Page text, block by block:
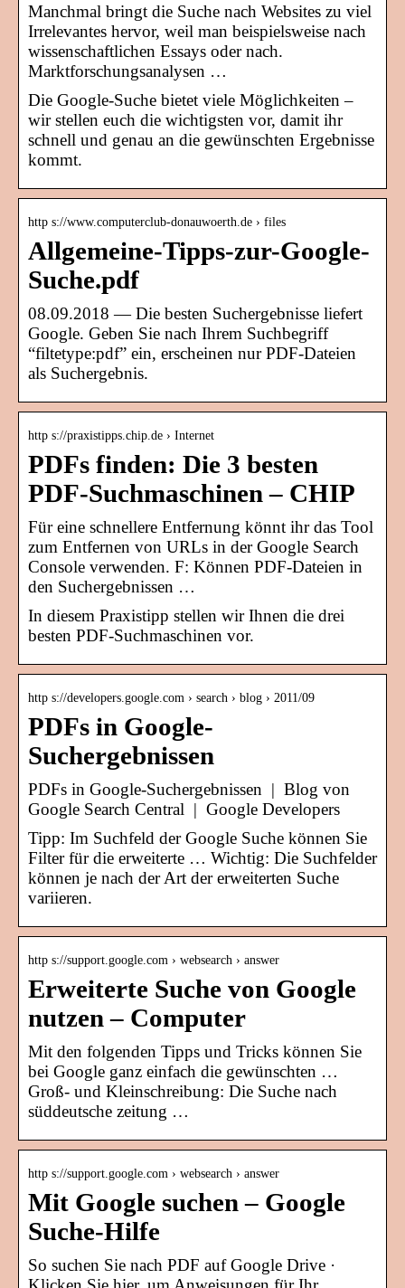
Manchmal bringt die Suche nach Websites zu viel
Irrelevantes hervor, weil man beispielsweise nach
wissenschaftlichen Essays oder nach.
Marktforschungsanalysen …
Die Google-Suche bietet viele Möglichkeiten –
wir stellen euch die wichtigsten vor, damit ihr
schnell und genau an die gewünschten Ergebnisse
kommt.
http s://www.computerclub-donauwoerth.de › files
Allgemeine-Tipps-zur-Google-
Suche.pdf
08.09.2018 — Die besten Suchergebnisse liefert
Google. Geben Sie nach Ihrem Suchbegriff
“filtetype:pdf” ein, erscheinen nur PDF-Dateien
als Suchergebnis.
http s://praxistipps.chip.de › Internet
PDFs finden: Die 3 besten
PDF-Suchmaschinen – CHIP
Für eine schnellere Entfernung könnt ihr das Tool
zum Entfernen von URLs in der Google Search
Console verwenden. F: Können PDF-Dateien in
den Suchergebnissen …
In diesem Praxistipp stellen wir Ihnen die drei
besten PDF-Suchmaschinen vor.
http s://developers.google.com › search › blog › 2011/09
PDFs in Google-
Suchergebnissen
PDFs in Google-Suchergebnissen | Blog von
Google Search Central | Google Developers
Tipp: Im Suchfeld der Google Suche können Sie
Filter für die erweiterte … Wichtig: Die Suchfelder
können je nach der Art der erweiterten Suche
variieren.
http s://support.google.com › websearch › answer
Erweiterte Suche von Google
nutzen – Computer
Mit den folgenden Tipps und Tricks können Sie
bei Google ganz einfach die gewünschten …
Groß- und Kleinschreibung: Die Suche nach
süddeutsche zeitung …
http s://support.google.com › websearch › answer
Mit Google suchen – Google
Suche-Hilfe
So suchen Sie nach PDF auf Google Drive ·